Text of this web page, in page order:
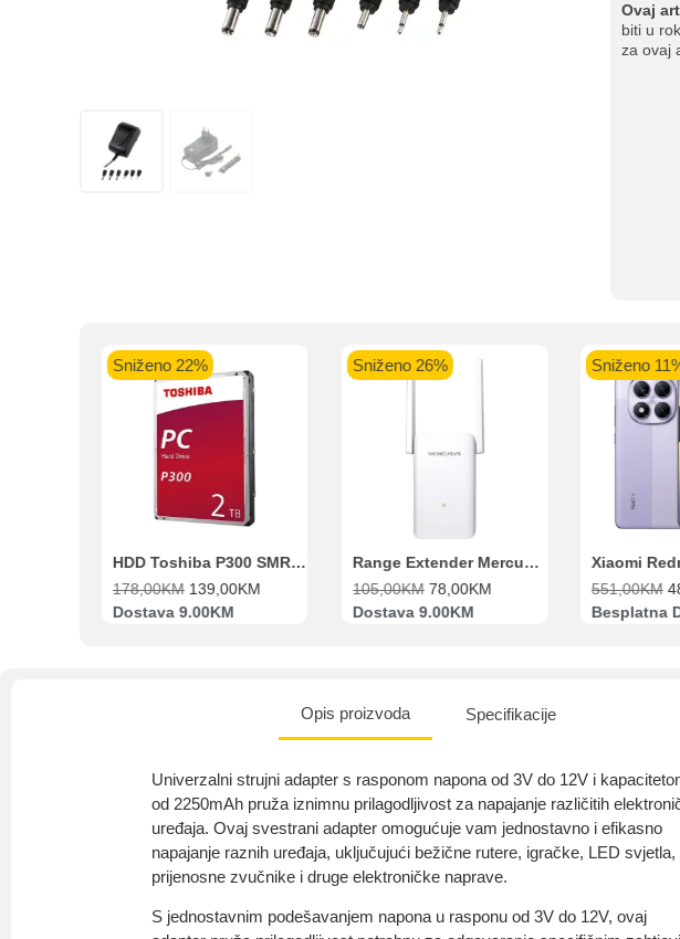
Ovaj
biti u
za ovaj
Sniženo 22%
HDD Toshiba P300 SMR 3.5″ 2TB SATA III
178,00KM 139,00KM
Dostava 9.00KM
Sniženo 26%
Range Extender Mercusys AX3000 ME80X Wi-Fi 6
105,00KM 78,00KM
Dostava 9.00KM
Sniženo
551,00KM
Besplatna
Opis proizvoda Specifikacije
Univerzalni strujni adapter s rasponom napona od 3V do 12V i
od 2250mAh pruža iznimnu prilagodljivost za napajanje različitih
uređaja. Ovaj svestrani adapter omogućuje vam jednostavno i efikasno
napajanje raznih uređaja, uključujući bežične rutere, igračke, LED svjetla,
prijenosne zvučnike i druge elektroničke naprave.
S jednostavnim podešavanjem napona u rasponu od 3V do 12V, ovaj